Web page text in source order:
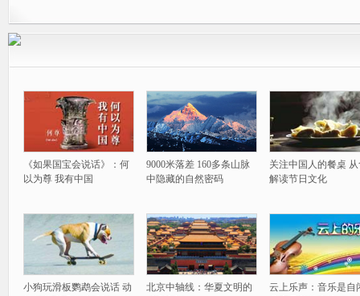
《如果国宝会说话》：何
以为尊 我有中国
9000米落差 160多条山脉
中隐藏的自然密码
关注中国人的餐桌
解读节日文化
小狗玩滑板鹦鹉会说话 动
北京中轴线：华夏文明的
云上乐声：音乐是自